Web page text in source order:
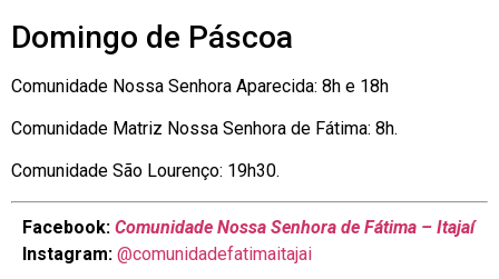
Domingo de Páscoa
Comunidade Nossa Senhora Aparecida: 8h e 18h
Comunidade Matriz Nossa Senhora de Fátima: 8h.
Comunidade São Lourenço: 19h30.
Facebook: Comunidade Nossa Senhora de Fátima – Itajaí
Instagram: @comunidadefatimaitajai